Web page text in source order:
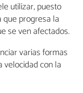
utilizar, puesto
que progresa la
se ven afectados.
varias formas
velocidad con la